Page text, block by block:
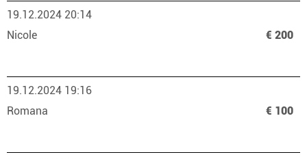
19.12.2024 20:14
Nicole
€ 200
19.12.2024 19:16
Romana
€ 100